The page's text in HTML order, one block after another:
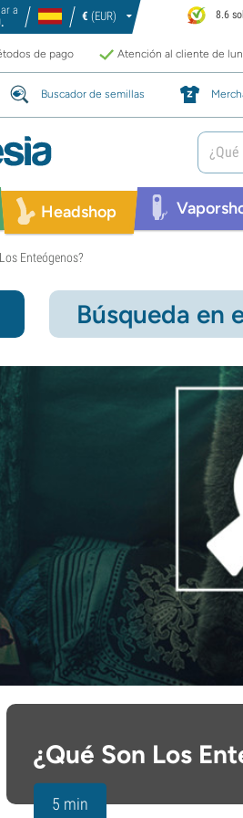
a
€ (EUR) 8.6
de pago Atención al cliente de
Buscador de semillas
Headshop
Enteógenos?
Búsqueda en
¿Qué Son Los
5 min